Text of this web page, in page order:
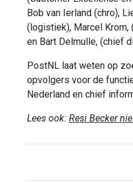
Bob van Ierland (chro),
(logistiek), Marcel
en Bart Delmulle, (chief
PostNL laat weten op
opvolgers voor de
Nederland en chief
Lees ook: Resi Becker